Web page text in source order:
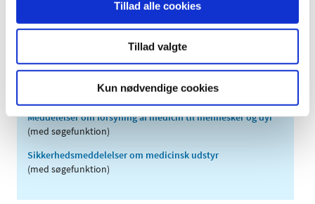
Tillad alle cookies
Tillad valgte
Kun nødvendige cookies
2006 (9)
Meddelelser om forsyning af medicin til mennesker og dyr
(med søgefunktion)
Sikkerhedsmeddelelser om medicinsk udstyr
(med søgefunktion)